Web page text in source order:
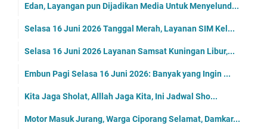
Edan, Layangan pun Dijadikan Media Untuk Menyelund...
Selasa 16 Juni 2026 Tanggal Merah, Layanan SIM Kel...
Selasa 16 Juni 2026 Layanan Samsat Kuningan Libur,...
Embun Pagi Selasa 16 Juni 2026: Banyak yang Ingin ...
Kita Jaga Sholat, Alllah Jaga Kita, Ini Jadwal Sho...
Motor Masuk Jurang, Warga Ciporang Selamat, Damkar...